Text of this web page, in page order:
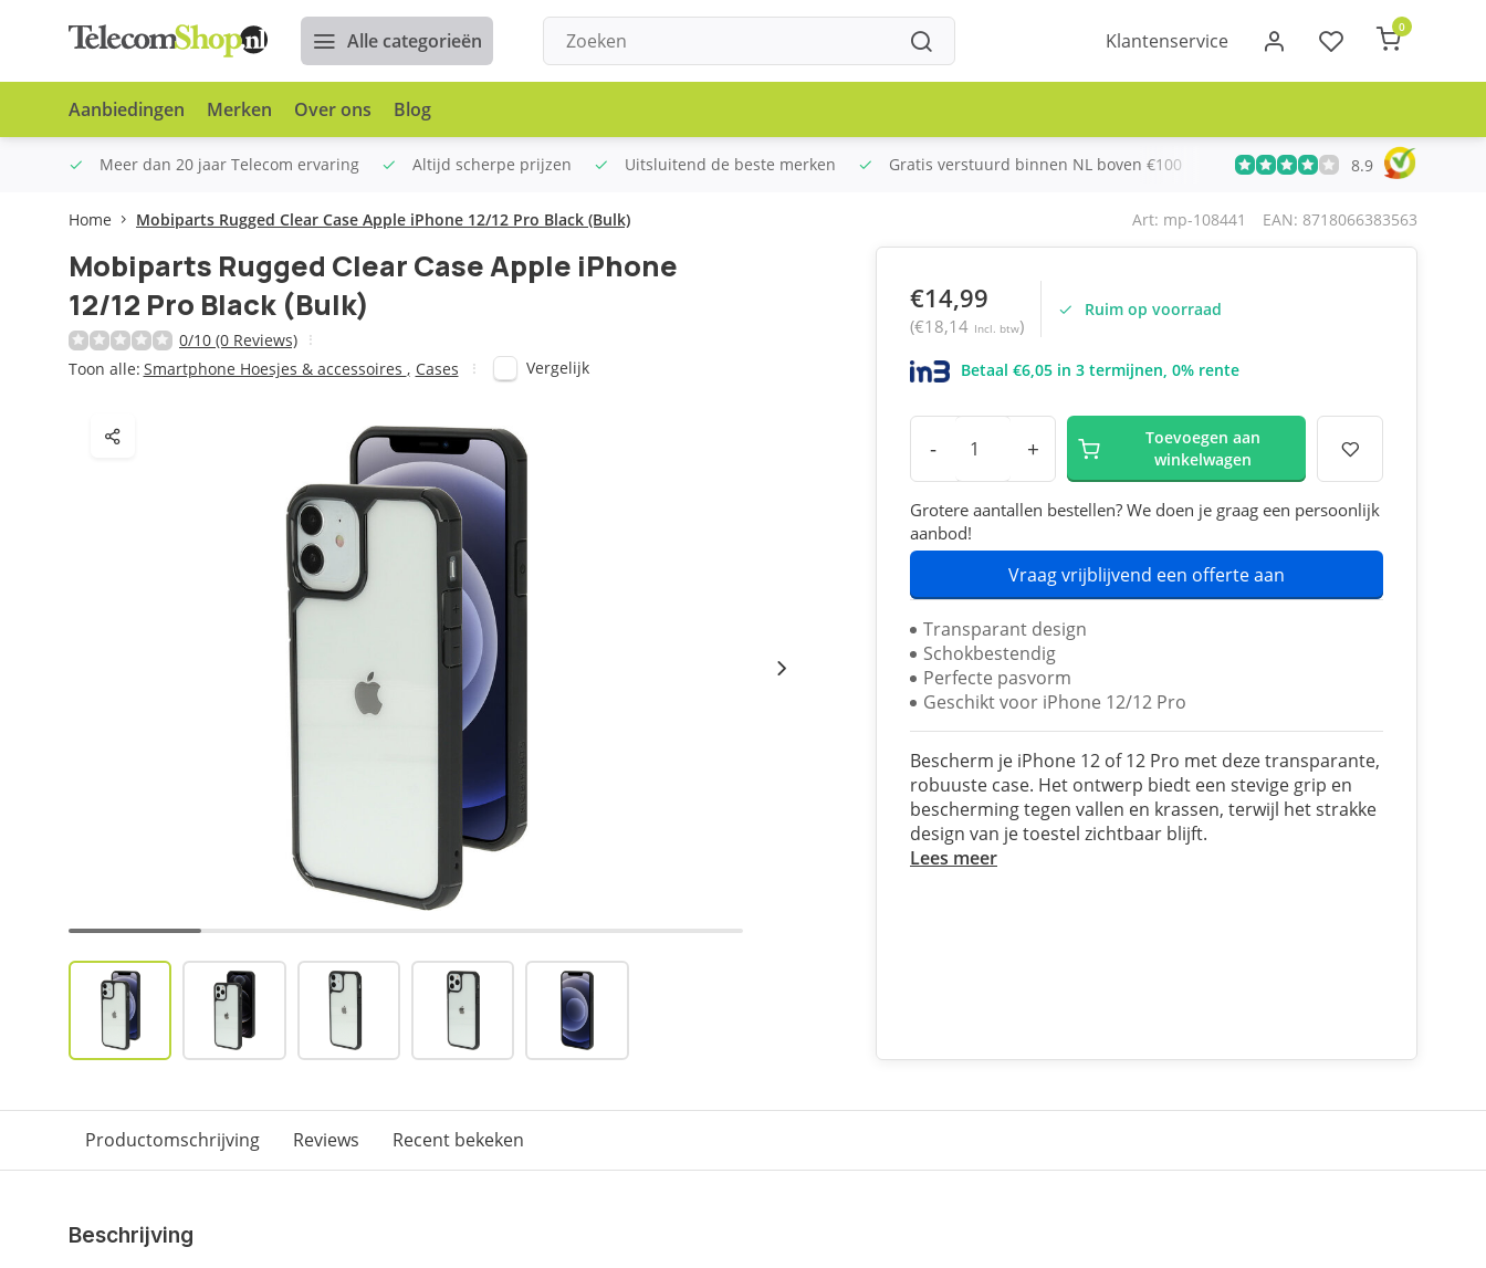
Alle categorieën Klantenservice
0
Aanbiedingen Merken Over ons Blog
Meer dan 20 jaar Telecom ervaring Altijd scherpe prijzen Uitsluitend de beste merken Gratis verstuurd binnen NL boven €100 Meer dan 20 jaar Telecom
8.9
Home Mobiparts Rugged Clear Case Apple iPhone 12/12 Pro Black (Bulk) Art: mp-108441 EAN: 8718066383563
Mobiparts Rugged Clear Case Apple iPhone
12/12 Pro Black (Bulk)
0/10 (0 Reviews)
Toon alle: Smartphone Hoesjes & accessoires , Cases Vergelijk
€14,99
(€18,14 Incl. btw)
Ruim op voorraad
Betaal €6,05 in 3 termijnen, 0% rente
- +
Toevoegen aan
winkelwagen
Grotere aantallen bestellen? We doen je graag een persoonlijk
aanbod!
Vraag vrijblijvend een offerte aan
Transparant design
Schokbestendig
Perfecte pasvorm
Geschikt voor iPhone 12/12 Pro
Bescherm je iPhone 12 of 12 Pro met deze transparante,
robuuste case. Het ontwerp biedt een stevige grip en
bescherming tegen vallen en krassen, terwijl het strakke
design van je toestel zichtbaar blijft.
Lees meer
Productomschrijving Reviews Recent bekeken
Beschrijving